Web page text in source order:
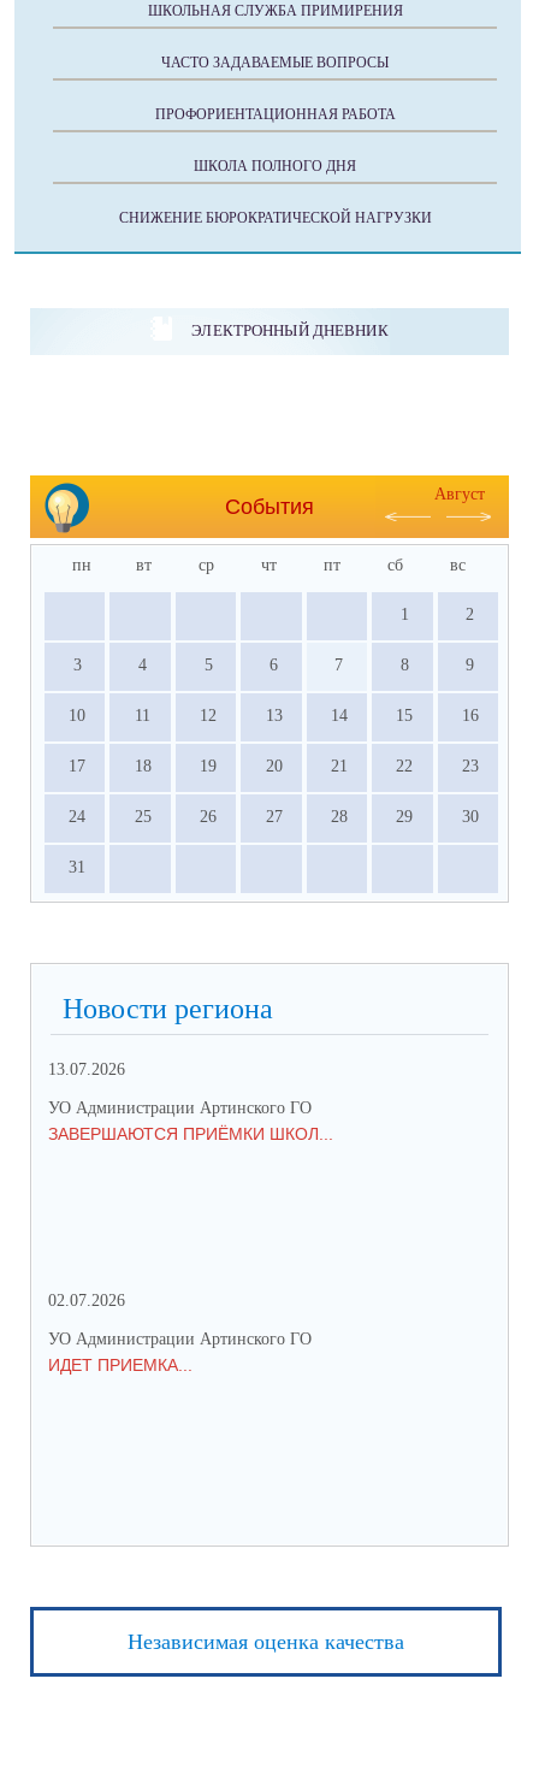
ШКОЛЬНАЯ СЛУЖБА ПРИМИРЕНИЯ
ЧАСТО ЗАДАВАЕМЫЕ ВОПРОСЫ
ПРОФОРИЕНТАЦИОННАЯ РАБОТА
ШКОЛА ПОЛНОГО ДНЯ
СНИЖЕНИЕ БЮРОКРАТИЧЕСКОЙ НАГРУЗКИ
ЭЛЕКТРОННЫЙ ДНЕВНИК
События
Август
пн вт ср чт пт сб вс
1 2
3 4 5 6 7 8 9
10 11 12 13 14 15 16
17 18 19 20 21 22 23
24 25 26 27 28 29 30
31
Новости региона
13.07.2026
УО Администрации Артинского ГО
ЗАВЕРШАЮТСЯ ПРИЁМКИ ШКОЛ...
02.07.2026
УО Администрации Артинского ГО
ИДЕТ ПРИЕМКА...
Независимая оценка качества